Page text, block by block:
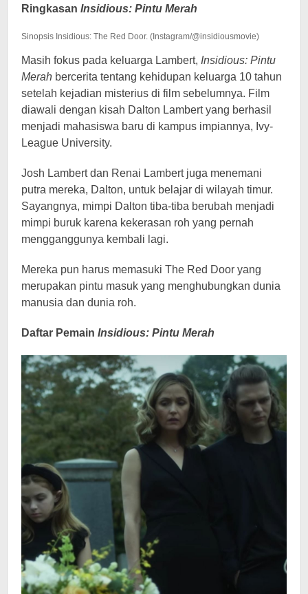
Ringkasan Insidious: Pintu Merah
Sinopsis Insidious: The Red Door. (Instagram/@insidiousmovie)
Masih fokus pada keluarga Lambert, Insidious: Pintu
Merah bercerita tentang kehidupan keluarga 10 tahun
setelah kejadian misterius di film sebelumnya. Film
diawali dengan kisah Dalton Lambert yang berhasil
menjadi mahasiswa baru di kampus impiannya, Ivy-
League University.
Josh Lambert dan Renai Lambert juga menemani
putra mereka, Dalton, untuk belajar di wilayah timur.
Sayangnya, mimpi Dalton tiba-tiba berubah menjadi
mimpi buruk karena kekerasan roh yang pernah
mengganggunya kembali lagi.
Mereka pun harus memasuki The Red Door yang
merupakan pintu masuk yang menghubungkan dunia
manusia dan dunia roh.
Daftar Pemain Insidious: Pintu Merah